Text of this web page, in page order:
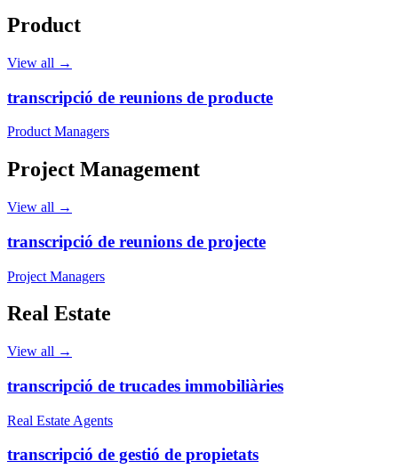
Product
View all →
transcripció de reunions de producte
Product Managers
Project Management
View all →
transcripció de reunions de projecte
Project Managers
Real Estate
View all →
transcripció de trucades immobiliàries
Real Estate Agents
transcripció de gestió de propietats